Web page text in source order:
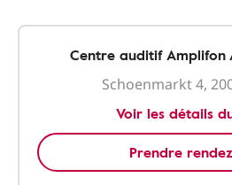
Centre auditif Amplifon
Schoenmarkt 4,
Voir les détails
Prendre